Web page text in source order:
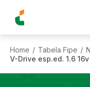
Home / Tabela Fipe /
V-Drive esp.ed. 1.6